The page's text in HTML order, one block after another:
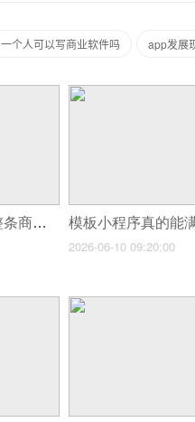
一个人可以写商业软件吗 app发展
同城商圈统一小程序,整条商业街商户抱团拓客
2026-06-10 09:20:00